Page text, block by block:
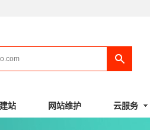
站 网站维护 云服务